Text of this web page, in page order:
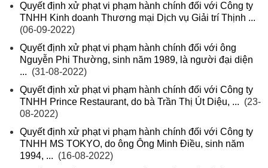
Quyết định xử phạt vi phạm hành chính đối với Công ty
TNHH Kinh doanh Thương mại Dịch vụ Giải trí Thịnh ...
(06-09-2022)
Quyết định xử phạt vi phạm hành chính đối với ông
Nguyễn Phi Thường, sinh năm 1989, là người đại diện
... (31-08-2022)
Quyết định xử phạt vi phạm hành chính đối với Công ty
TNHH Prince Restaurant, do bà Trần Thị Út Diệu, ... (23-
08-2022)
Quyết định xử phạt vi phạm hành chính đối với Công ty
TNHH MS TOKYO, do ông Ông Minh Điều, sinh năm
1994, ... (16-08-2022)